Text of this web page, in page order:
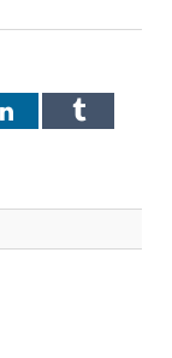
LinkedInTumblr